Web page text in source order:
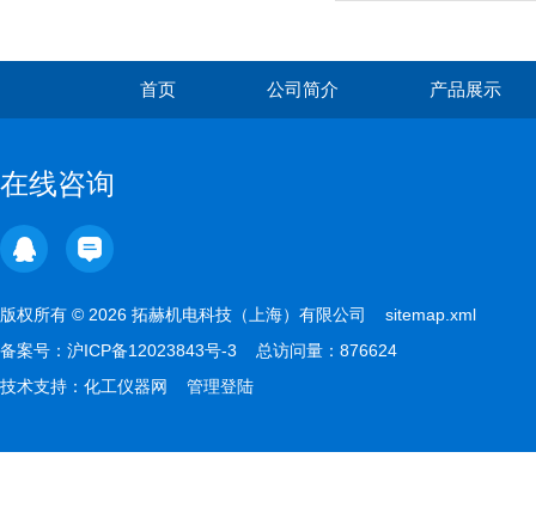
首页 公司简介 产品展示
在线咨询
版权所有 © 2026 拓赫机电科技（上海）有限公司 sitemap.xml
备案号： 沪ICP备12023843号-3 总访问量：876624
技术支持： 化工仪器网 管理登陆